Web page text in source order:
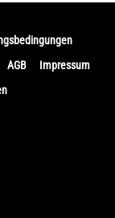
AGB
Impressum